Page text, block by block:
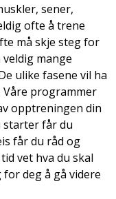
sener,
ofte å trene
må skje steg for
mange
ulike fasene vil ha
Våre programmer
opptreningen din
starter får du
får du råd og
vet hva du skal
deg å gå videre